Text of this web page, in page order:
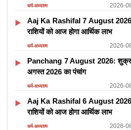
धर्म-अध्यात्म 2026-
Aaj Ka Rashifal 7 August
राशियों को आज होगा आर्थिक लाभ
धर्म-अध्यात्म 2026-
Panchang 7 August 2026:
अगस्त 2026 का पंचांग
धर्म-अध्यात्म 2026-
Aaj Ka Rashifal 6 August
राशियों को आज होगा आर्थिक लाभ
धर्म-अध्यात्म 2026-